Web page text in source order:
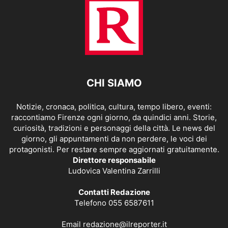
CHI SIAMO
Notizie, cronaca, politica, cultura, tempo libero, eventi:
raccontiamo Firenze ogni giorno, da quindici anni. Storie,
curiosità, tradizioni e personaggi della città. Le news del
giorno, gli appuntamenti da non perdere, le voci dei
protagonisti. Per restare sempre aggiornati gratuitamente.
Direttore responsabile
Ludovica Valentina Zarrilli
Contatti Redazione
Telefono 055 6587611
Email redazione@ilreporter.it